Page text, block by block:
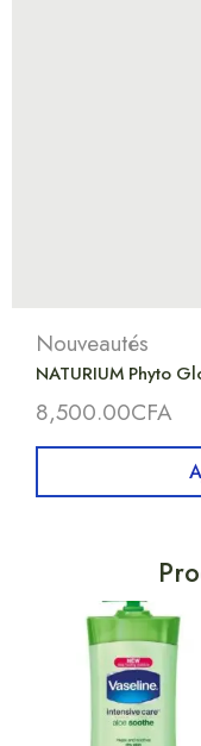
Nouveautés
NATURIUM Phyto
8,500.00CFA